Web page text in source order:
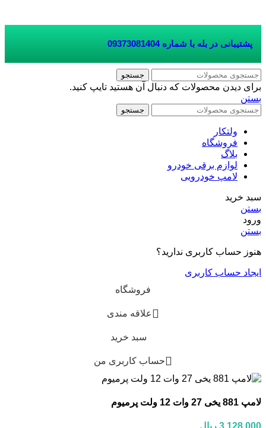
پشتیبانی در بله با شماره 09373081404
جستجو
برای دیدن محصولات که دنبال آن هستید تایپ کنید.
بستن
جستجو
ولتکار
فروشگاه
بلاگ
لوازم برقی خودرو
لامپ خودرویی
سبد خرید
بستن
ورود
بستن
هنوز حساب کاربری ندارید؟
ایجاد حساب کاربری
فروشگاه
علاقه مندی
سبد خرید
حساب کاربری من
لامپ 881 یخی 27 وات 12 ولت پرمیوم